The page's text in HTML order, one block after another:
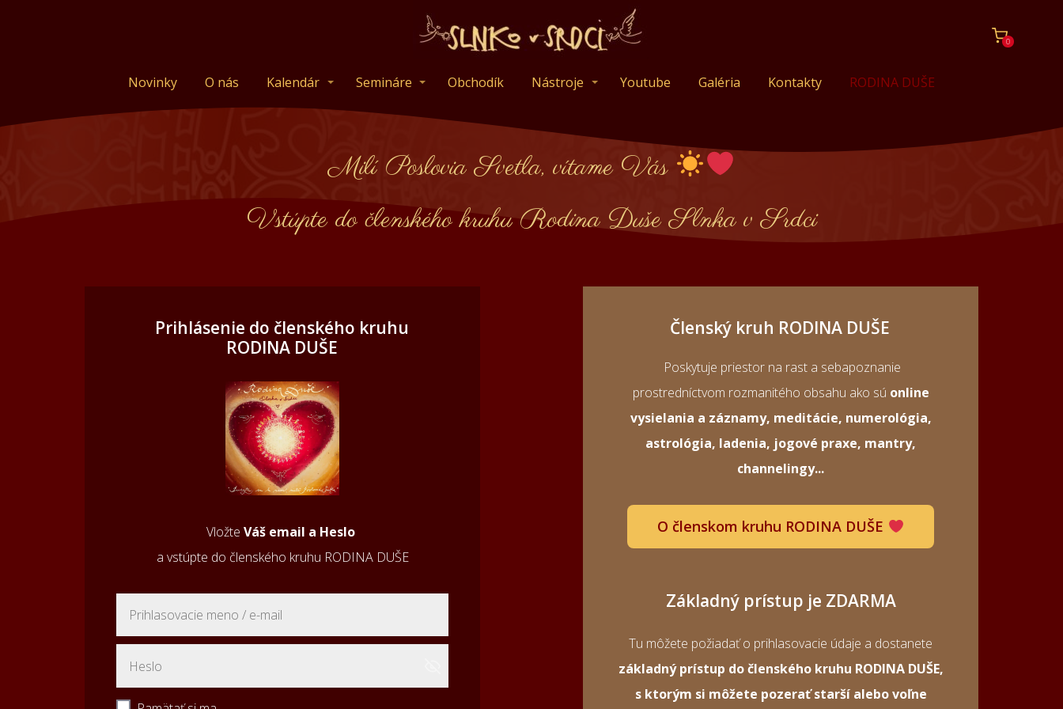
0
Novinky O nás Kalendár Semináre Obchodík Nástroje Youtube Galéria Kontakty RODINA DUŠE
Milí Poslovia Svetla, vítame Vás
Vstúpte do členského kruhu Rodina Duše Slnka v Srdci
Prihlásenie do členského kruhu
RODINA DUŠE
Vložte Váš email a Heslo
a vstúpte do členského kruhu RODINA DUŠE
Členský kruh RODINA DUŠE
Poskytuje priestor na rast a sebapoznanie
prostredníctvom rozmanitého obsahu ako sú online
vysielania a záznamy, meditácie, numerológia,
astrológia, ladenia, jogové praxe, mantry,
channelingy...
O členskom kruhu RODINA DUŠE
Základný prístup je ZDARMA
Tu môžete požiadať o prihlasovacie údaje a dostanete
základný prístup do členského kruhu RODINA DUŠE,
s ktorým si môžete pozerať starší alebo voľne